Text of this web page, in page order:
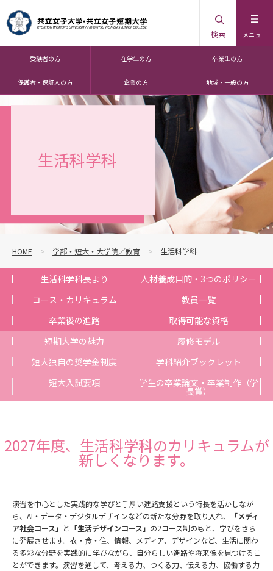
メニュー
検索
受験者の方 在学生の方 卒業生の方
保護者・保証人の方 企業の方 地域・一般の方
生活科学科
HOME 学部・短大・大学院／教育 生活科学科
生活科学科長より
人材養成目的・3つのポリシー
コース・カリキュラム
教員一覧
卒業後の進路
取得可能な資格
短期大学の魅力
履修モデル
短大独自の奨学金制度
学科紹介ブックレット
短大入試要項
学生の卒業論文・卒業制作（学
長賞）
2027年度、生活科学科のカリキュラムが
新しくなります。
演習を中心とした実践的な学びと手厚い進路支援という特長を活かしなが
ら、AI・データ・デジタルデザインなどの新たな分野を取り入れ、
「メディ
ア社会コース」 と 「生活デザインコース」 の2コース制のもと、学びをさら
に発展させます。衣・食・住、情報、メディア、デザインなど、生活に関わ
る多彩な分野を実践的に学びながら、自分らしい進路や将来像を見つけるこ
とができます。演習を通して、考える力、つくる力、伝える力、協働する力